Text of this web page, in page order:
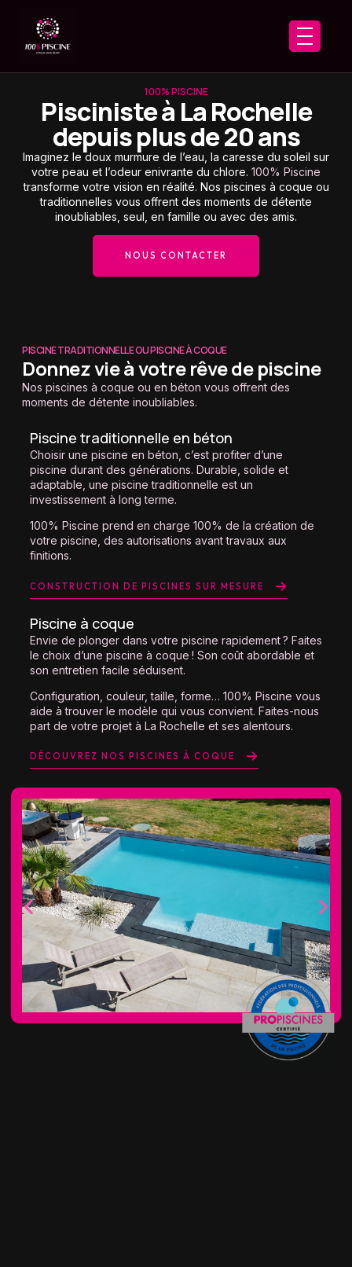
principal
100% PISCINE
Pisciniste à La Rochelle
depuis plus de 20 ans
Imaginez le doux murmure de l’eau, la caresse du soleil sur
votre peau et l’odeur enivrante du chlore. 100% Piscine
transforme votre vision en réalité. Nos piscines à coque ou
traditionnelles vous offrent des moments de détente
inoubliables, seul, en famille ou avec des amis.
NOUS CONTACTER
PISCINE TRADITIONNELLE OU PISCINE À COQUE
Donnez vie à votre rêve de piscine
Nos piscines à coque ou en béton vous offrent des
moments de détente inoubliables.
Piscine traditionnelle en béton
Choisir une piscine en béton , c’est profiter d’une
piscine durant des générations. Durable, solide et
adaptable, une piscine traditionnelle est un
investissement à long terme.
100% Piscine prend en charge 100% de la création de
votre piscine, des autorisations avant travaux aux
finitions.
CONSTRUCTION DE PISCINES SUR MESURE
Piscine à coque
Envie de plonger dans votre piscine rapidement ? Faites
le choix d’une piscine à coque ! Son coût abordable et
son entretien facile séduisent.
Configuration, couleur, taille, forme… 100% Piscine vous
aide à trouver le modèle qui vous convient. Faites-nous
part de votre projet à La Rochelle et ses alentours.
DÉCOUVREZ NOS PISCINES À COQUE